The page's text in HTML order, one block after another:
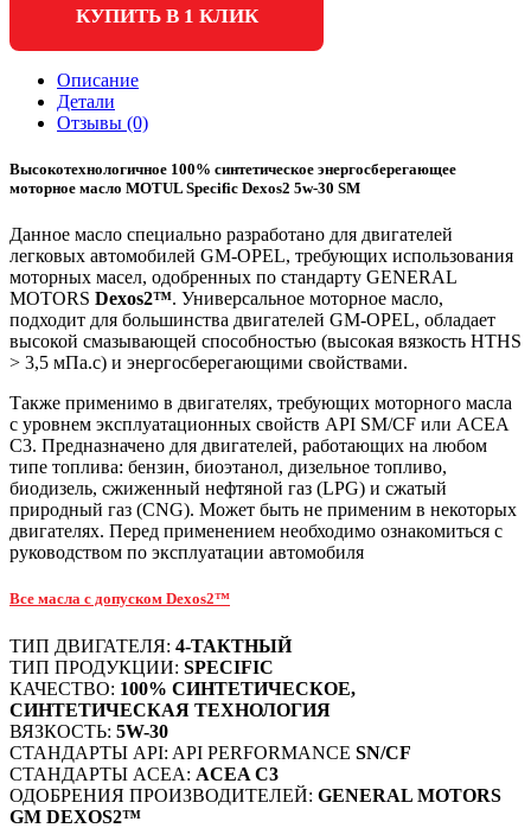
КУПИТЬ В 1 КЛИК
Описание
Детали
Отзывы (0)
Высокотехнологичное 100% синтетическое энергосберегающее
моторное масло MOTUL Specific Dexos2 5w-30 SM
Данное масло специально разработано для двигателей
легковых автомобилей GM-OPEL, требующих использования
моторных масел, одобренных по стандарту GENERAL
MOTORS Dexos2™. Универсальное моторное масло,
подходит для большинства двигателей GM-OPEL, обладает
высокой смазывающей способностью (высокая вязкость HTHS
> 3,5 мПа.с) и энергосберегающими свойствами.
Также применимо в двигателях, требующих моторного масла
с уровнем эксплуатационных свойств API SM/CF или ACEA
C3. Предназначено для двигателей, работающих на любом
типе топлива: бензин, биоэтанол, дизельное топливо,
биодизель, сжиженный нефтяной газ (LPG) и сжатый
природный газ (CNG). Может быть не применим в некоторых
двигателях. Перед применением необходимо ознакомиться с
руководством по эксплуатации автомобиля
Все масла с допуском Dexos2™
ТИП ДВИГАТЕЛЯ: 4-ТАКТНЫЙ
ТИП ПРОДУКЦИИ: SPECIFIC
КАЧЕСТВО: 100% СИНТЕТИЧЕСКОЕ,
СИНТЕТИЧЕСКАЯ ТЕХНОЛОГИЯ
ВЯЗКОСТЬ: 5W-30
СТАНДАРТЫ API: API PERFORMANCE SN/CF
СТАНДАРТЫ ACEA: ACEA C3
ОДОБРЕНИЯ ПРОИЗВОДИТЕЛЕЙ: GENERAL MOTORS
GM DEXOS2™